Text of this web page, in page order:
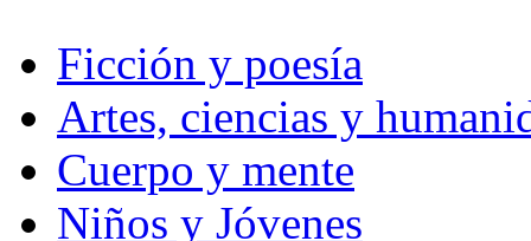
Ficción y poesía
Artes, ciencias y
Cuerpo y mente
Niños y Jóvenes